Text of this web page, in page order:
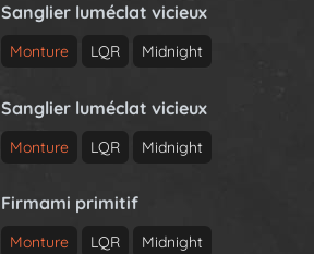
Sanglier luméclat vicieux
Monture LQR Midnight
Sanglier luméclat vicieux
Monture LQR Midnight
Firmami primitif
Monture LQR Midnight